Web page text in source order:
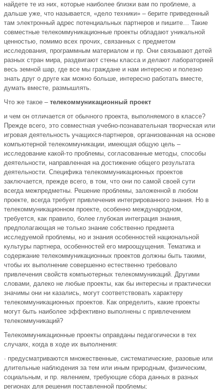
найдете те из них, которые наиболее близки вам по проблеме, а
дальше уже, что называется, «дело техники» – берите приведенный
там электронный адрес потенциальных партнеров и пишите… Такие
совместные телекоммуникационные проекты обладают уникальной
ценностью, помимо всех прочих, связанных с предметом
исследования, программным материалом и пр. Они связывают детей
разных стран мира, раздвигают стены класса и делают лабораторией
весь земной шар, где все мы граждане и нам интересно и полезно
знать друг о друге как можно больше, интересно работать вместе,
думать вместе, размышлять.
Что же такое –телекоммуникационный проект
и чем он отличается от обычного проекта, выполняемого в классе?
Прежде всего, это совместная учебно-познавательная творческая или
игровая деятельность учащихся-партнеров, организованная на основе
компьютерной телекоммуникации, имеющая общую цель –
исследование какой-то проблемы, согласованные методы, способы
деятельности, направленная на достижение общего результата
деятельности. Специфика телекоммуникационных проектов
заключается, прежде всего, в том, что они по самой своей сути
всегда межпредметны. Решение проблемы, заложенной в любом
проекте, всегда требует привлечения интегрированного знания. Но в
телекоммуникационном проекте, особенно международном,
требуется, как правило, более глубокая интеграция знания,
предполагающая не только знание собственно предмета
исследуемой проблемы, но и знания особенностей национальной
культуры партнера, особенностей его мироощущения. Тематика и
содержание телекоммуникационных проектов должны быть такими,
чтобы их выполнение совершенно естественно требовало
привлечения свойств компьютерных телекоммуникаций. Другими
словами, далеко не любые проекты, как бы интересны и практически
значимы они ни казались, могут соответствовать характеру
телекоммуникационных проектов. Как определить, какие проекты
могут быть наиболее эффективно выполнены с привлечением
телекоммуникаций?
Телекоммуникационные проекты оправданы педагогически в тех
случаях, когда в ходе их выполнения:
· предусматриваются множественные, систематические, разовые или
длительные наблюдения за тем или иным природным, физическим,
социальным, и пр. явлением, требующие сбора данных в разных
регионах для решения поставленной проблемы;